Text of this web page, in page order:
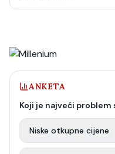
ANKETA
Koji je najveći
Niske otkupne cijene